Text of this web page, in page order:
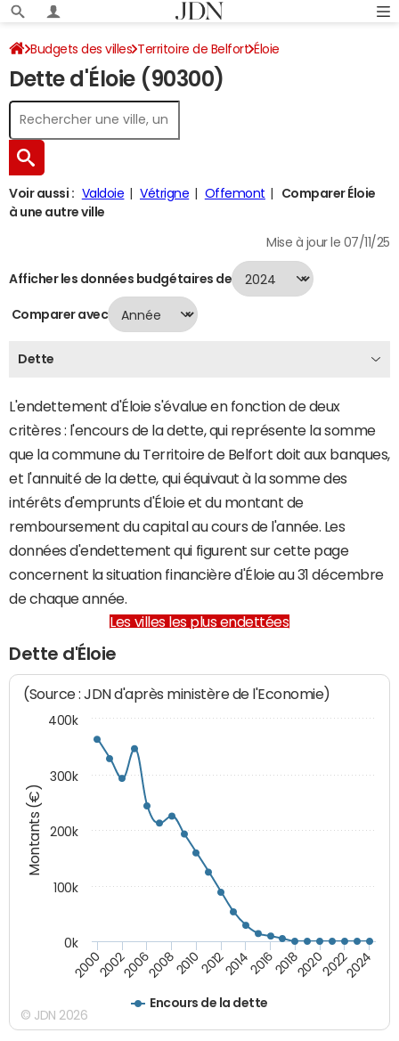
Budgets des villes Territoire de Belfort Éloie
Dette au 31/12/2024
Dette d'Éloie (90300)
Voir aussi : Valdoie Vétrigne Offemont
Comparer Éloie
à une autre ville
Mise à jour le 07/11/25
Afficher les données budgétaires de
Comparer avec
Dette
L'endettement d'Éloie s'évalue en fonction de deux
critères : l'encours de la dette, qui représente la somme
que la commune du Territoire de Belfort doit aux banques,
et l'annuité de la dette, qui équivaut à la somme des
intérêts d'emprunts d'Éloie et du montant de
remboursement du capital au cours de l'année. Les
données d'endettement qui figurent sur cette page
concernent la situation financière d'Éloie au 31 décembre
de chaque année.
Les villes les plus endettées
Dette d'Éloie
Montants (€)
(Source : JDN d'après ministère de l'Economie)
Encours de la dette
200020022006200820102012201420162018202020222024
0k
100k
200k
300k
400k
© JDN 2026